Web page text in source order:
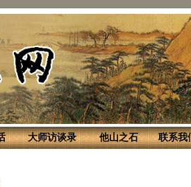
大师访谈录 他山之石 联系我